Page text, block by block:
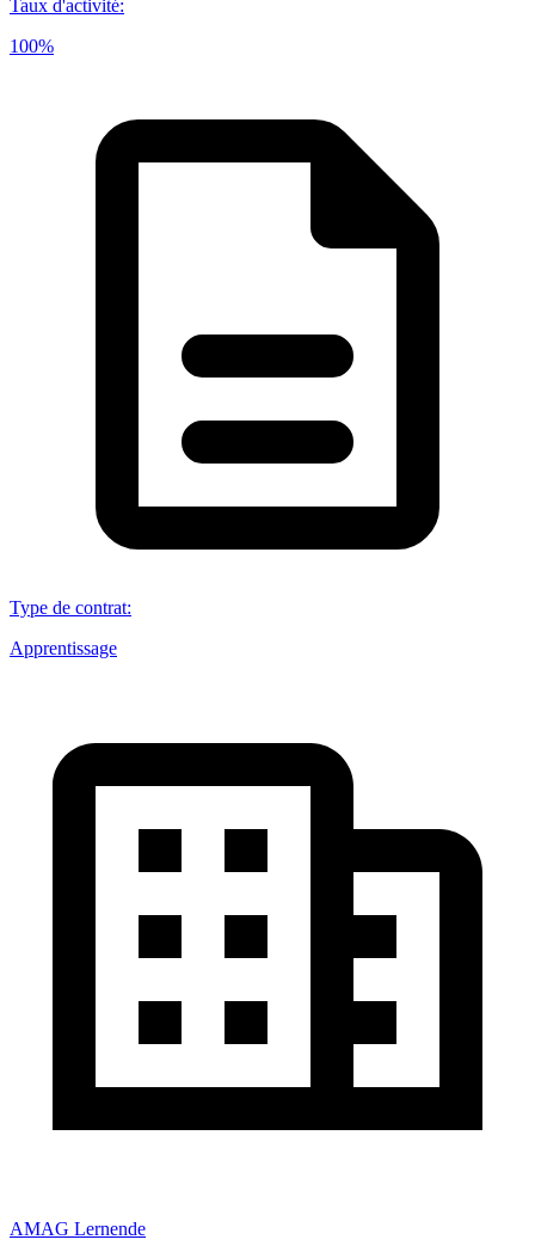
Taux d'activité:
100%
Type de contrat:
Apprentissage
AMAG Lernende